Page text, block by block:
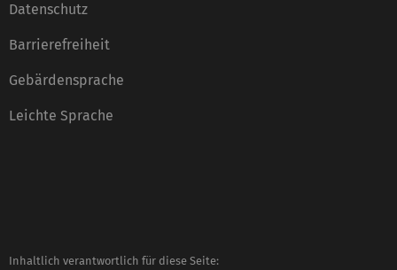
Datenschutz
Barrierefreiheit
Gebärdensprache
Leichte Sprache
Inhaltlich verantwortlich für diese Seite: